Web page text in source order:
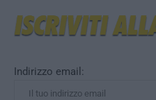
Indirizzo email: